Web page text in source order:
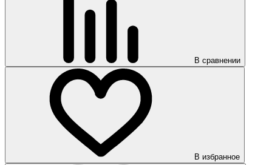
В сравнении
В избранное